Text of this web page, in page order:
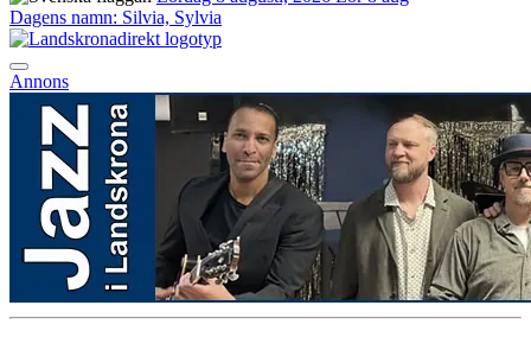
Dagens namn: Silvia, Sylvia
Annons